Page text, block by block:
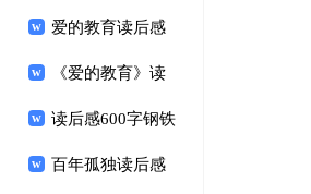
范文锦集6篇
爱的教育读后感
大全《爱的教育》读
后感10篇
读后感600字钢铁
是怎样炼成的
百年孤独读后感